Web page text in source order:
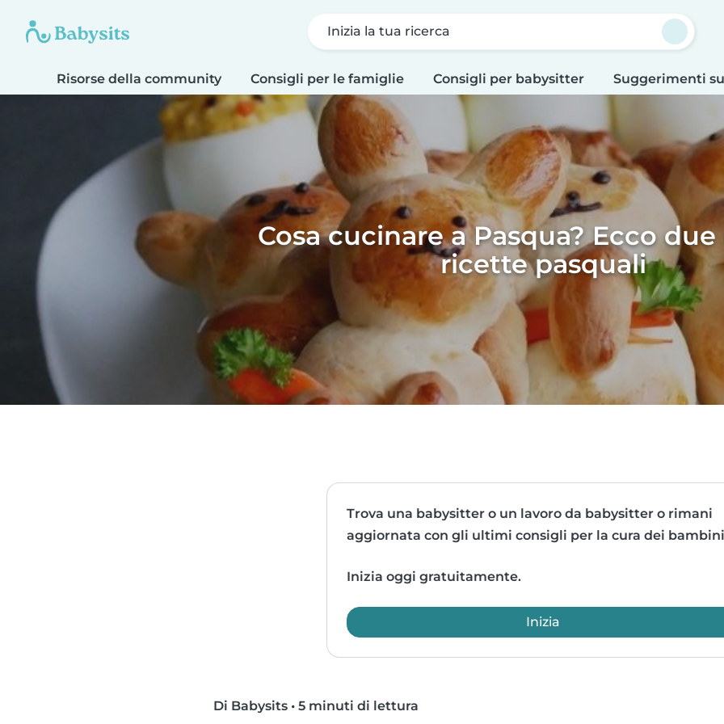
Inizia la tua ricerca
Risorse della community Consigli per le famiglie Consigli per babysitter Suggerimenti
Cosa cucinare a Pasqua? Ecco
ricette pasquali
Trova una babysitter o un lavoro da babysitter o rimani
aggiornata con gli ultimi consigli per la cura dei
Inizia oggi gratuitamente.
Inizia
Di Babysits • 5 minuti di lettura